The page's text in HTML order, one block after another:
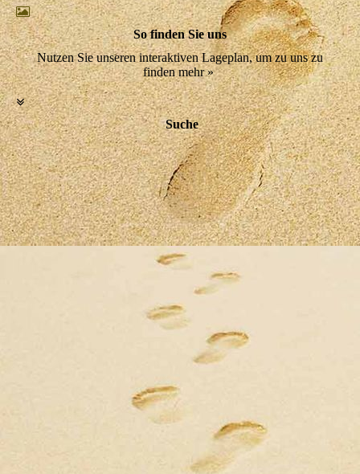
So finden Sie uns
Nutzen Sie unseren interaktiven Lageplan, um zu uns zu
finden mehr »
Suche